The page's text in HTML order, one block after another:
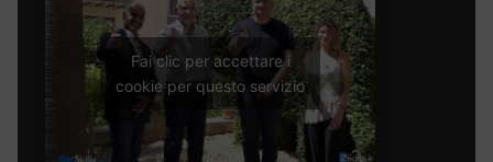
Fai clic per accettare i
cookie per questo servizio